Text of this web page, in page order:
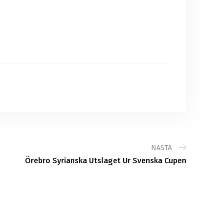
NÄSTA
Örebro Syrianska Utslaget Ur Svenska Cupen